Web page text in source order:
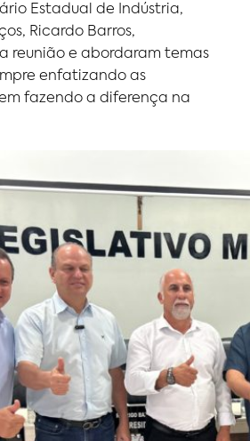
Estadual de Indústria,
Ricardo Barros,
reunião e abordaram temas
enfatizando as
fazendo a diferença na